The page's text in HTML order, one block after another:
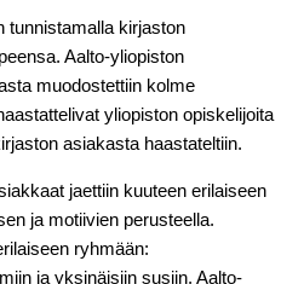
tunnistamalla kirjaston
Aalto-yliopiston
muodostettiin kolme
yliopiston opiskelijoita
asiakasta haastateltiin.
jaettiin kuuteen erilaiseen
ja motiivien perusteella.
ryhmään:
ja yksinäisiin susiin. Aalto-